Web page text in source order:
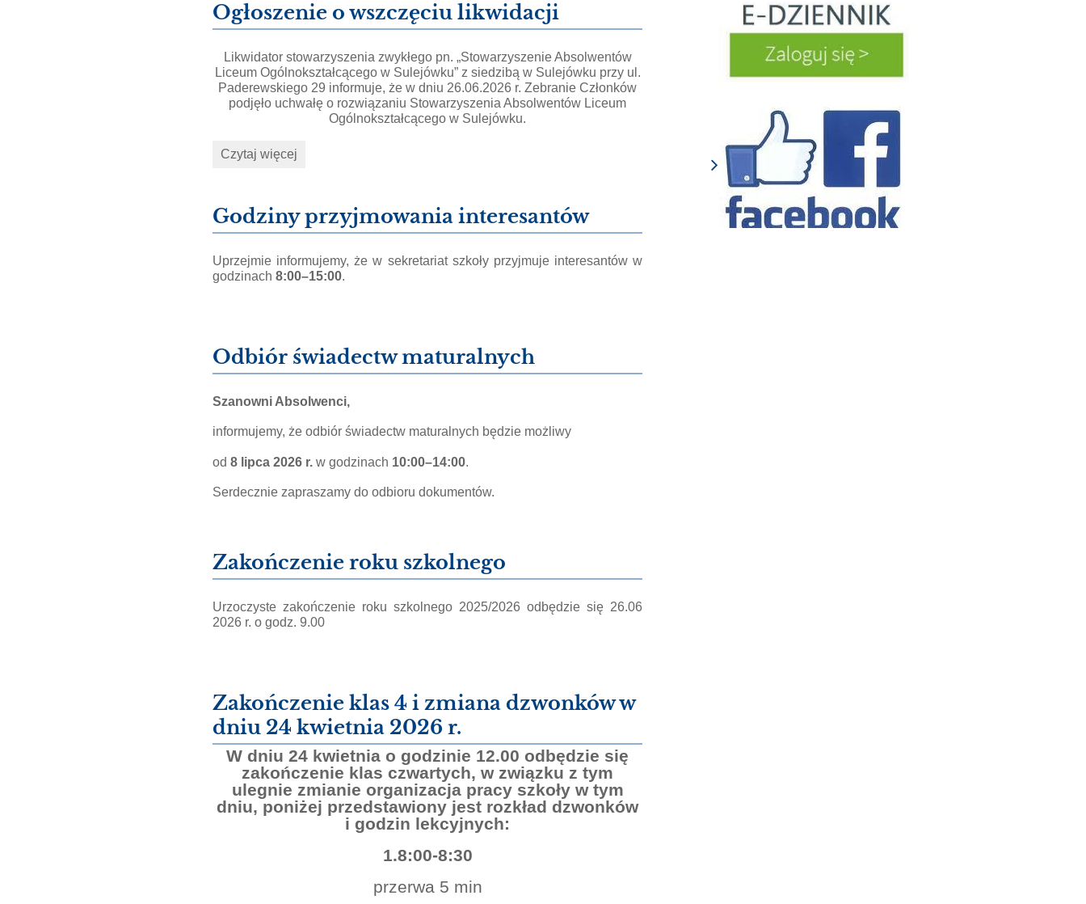
Ogłoszenie o wszczęciu likwidacji
Likwidator stowarzyszenia zwykłego pn. „Stowarzyszenie Absolwentów
Liceum Ogólnokształcącego w Sulejówku” z siedzibą w Sulejówku przy ul.
Paderewskiego 29 informuje, że w dniu 26.06.2026 r. Zebranie Członków
podjęło uchwałę o rozwiązaniu Stowarzyszenia Absolwentów Liceum
Ogólnokształcącego w Sulejówku.
Ogłoszenie
Czytaj więcej
Godziny przyjmowania interesantów
Uprzejmie informujemy, że w sekretariat szkoły przyjmuje interesantów w
godzinach 8:00–15:00.
Odbiór świadectw maturalnych
Szanowni Absolwenci,
informujemy, że odbiór świadectw maturalnych będzie możliwy
od 8 lipca 2026 r. w godzinach 10:00–14:00.
Serdecznie zapraszamy do odbioru dokumentów.
Zakończenie roku szkolnego
Urzoczyste zakończenie roku szkolnego 2025/2026 odbędzie się 26.06
2026 r. o godz. 9.00
Zakończenie klas 4 i zmiana dzwonków w
dniu 24 kwietnia 2026 r.
W dniu 24 kwietnia o godzinie 12.00 odbędzie się
zakończenie klas czwartych, w związku z tym
ulegnie zmianie organizacja pracy szkoły w tym
dniu, poniżej przedstawiony jest rozkład dzwonków
i godzin lekcyjnych:
1.8:00-8:30
przerwa 5 min